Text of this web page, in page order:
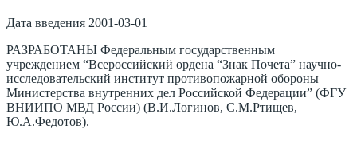
Дата введения 2001-03-01
РАЗРАБОТАНЫ Федеральным государственным
учреждением “Всероссийский ордена “Знак Почета” научно-
исследовательский институт противопожарной обороны
Министерства внутренних дел Российской Федерации” (ФГУ
ВНИИПО МВД России) (В.И.Логинов, С.М.Ртищев,
Ю.А.Федотов).